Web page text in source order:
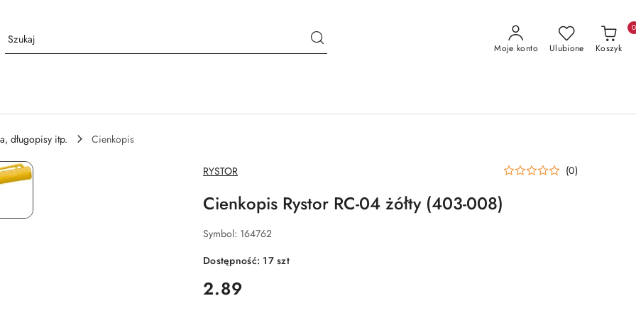
Moje konto Ulubione Koszyk
0
długopisy itp.
Cienkopis
NAZWA
PRODUCENTA:
RYSTOR (0)
Cienkopis Rystor RC-04 żółty (403-008)
Symbol: 164762
Dostępność: 17szt
cena:
2.89